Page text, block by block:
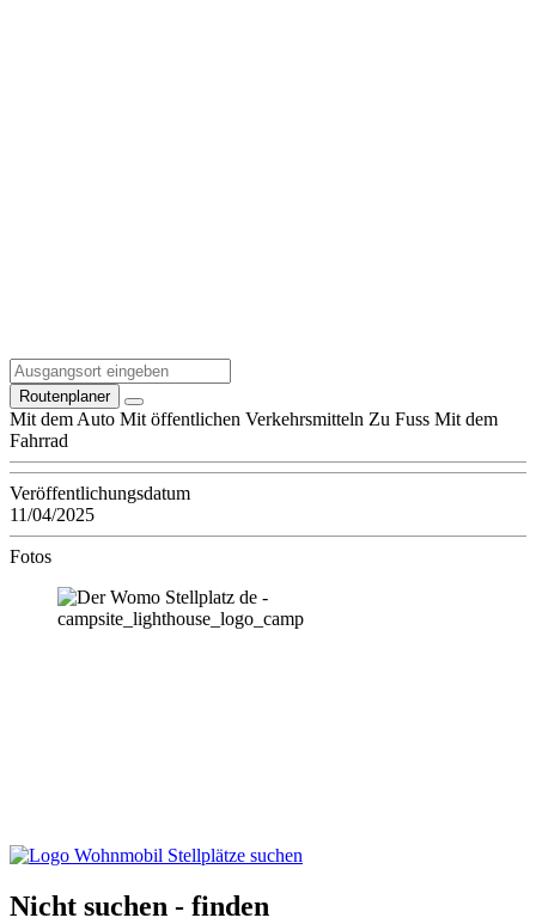
Routenplaner
Mit dem Auto Mit öffentlichen Verkehrsmitteln Zu Fuss Mit dem
Fahrrad
Veröffentlichungsdatum
11/04/2025
Fotos
Nicht suchen - finden